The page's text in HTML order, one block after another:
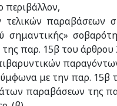
περιβάλλον,
παραβάσεων
σημαντικής»
παρ. 15β του άρθρου
με την παρ. 15β
παραβάσεων της